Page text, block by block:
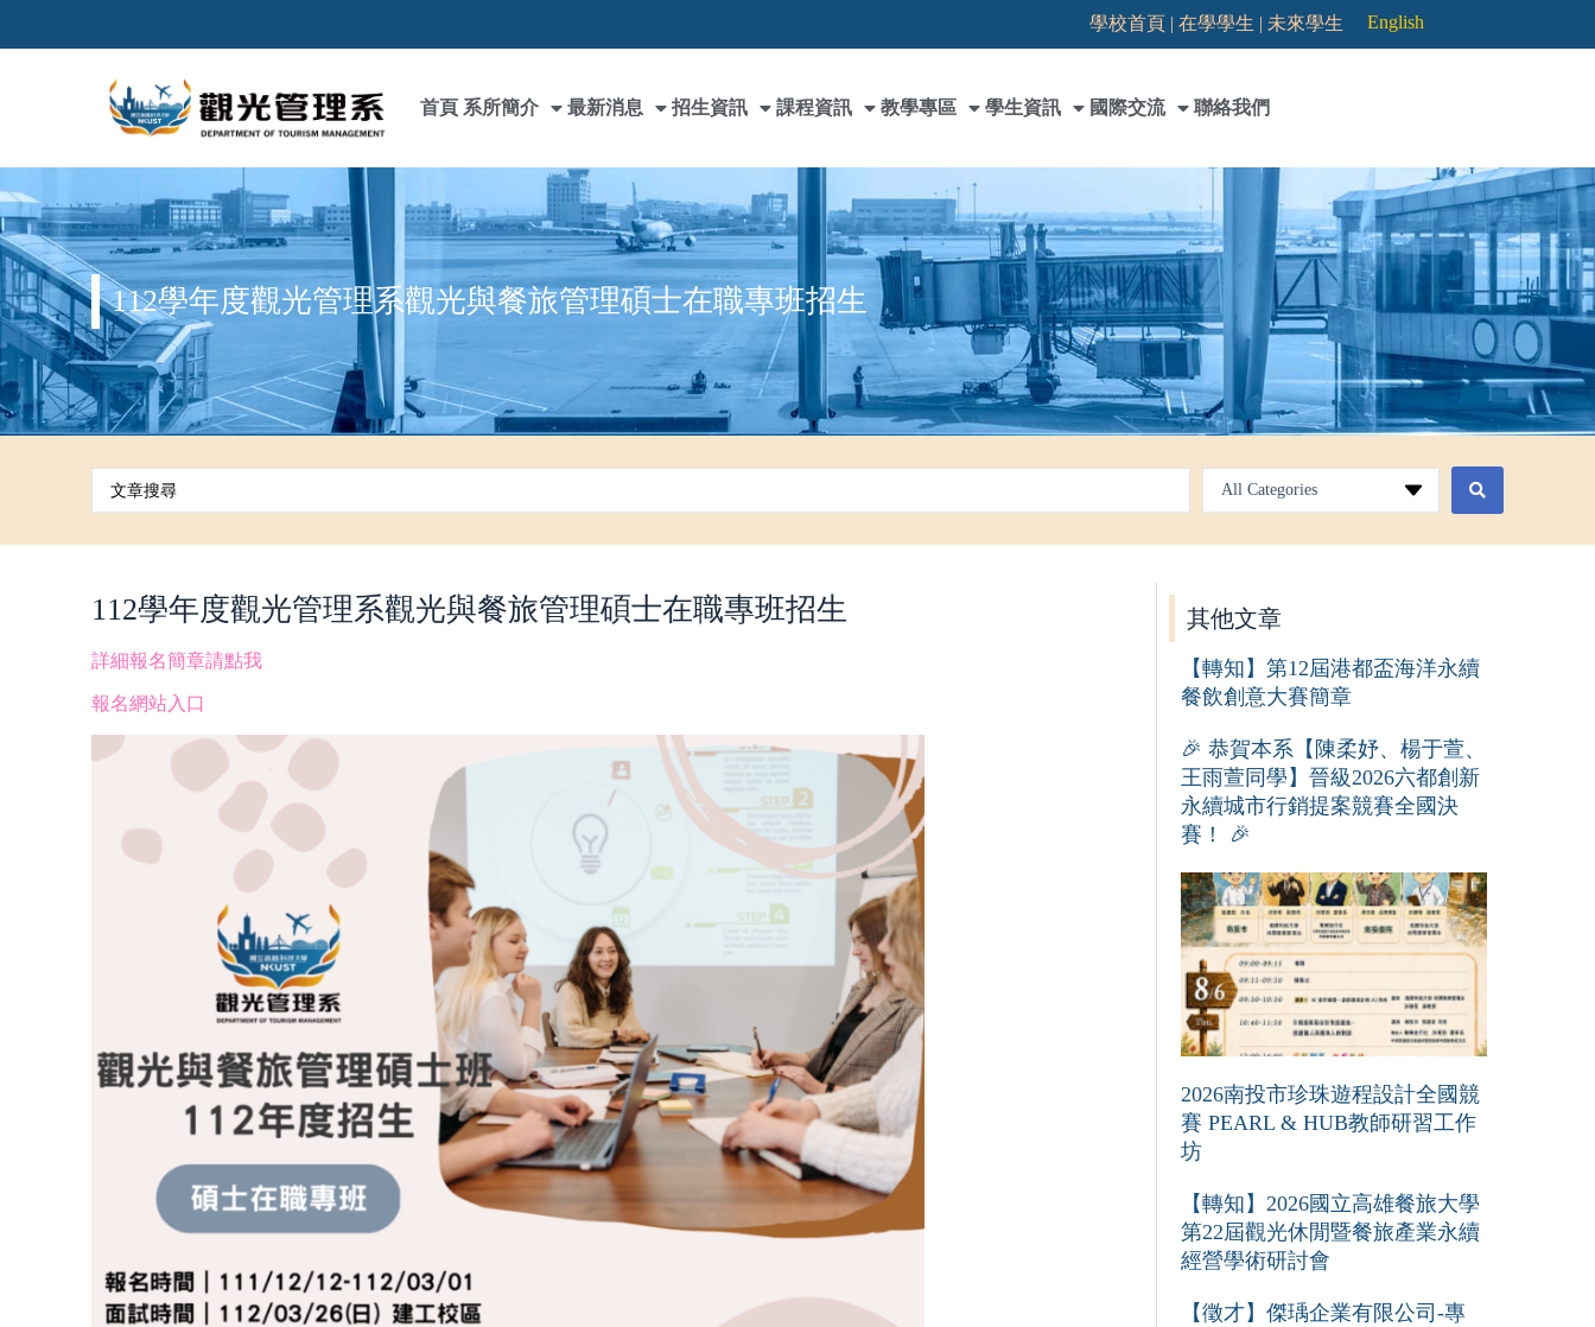
學校首頁 |在學學生 | 未來學生 English
首頁 系所簡介 最新消息 招生資訊 課程資訊 教學專區 學生資訊 國際交流 聯絡我們
112學年度觀光管理系觀光與餐旅管理碩士在職專班招生
All Categories
112學年度觀光管理系觀光與餐旅管理碩士在職專班招生
詳細報名簡章請點我
報名網站入口
其他文章
【轉知】第12屆港都盃海洋永續
餐飲創意大賽簡章
🎉 恭賀本系【陳柔妤、楊于萱、
王雨萱同學】晉級2026六都創新
永續城市行銷提案競賽全國決
賽！ 🎉
2026南投市珍珠遊程設計全國競
賽 PEARL & HUB教師研習工作
坊
【轉知】2026國立高雄餐旅大學
第22屆觀光休閒暨餐旅產業永續
經營學術研討會
【徵才】傑瑀企業有限公司-專